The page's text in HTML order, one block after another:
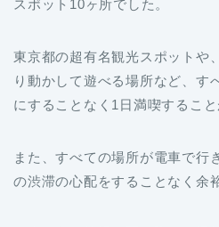
東京都の超有名観光スポットや
にすることなく1日満喫するこ
また、すべての場所が電車で行
都心の室内施設は雨が降ると混